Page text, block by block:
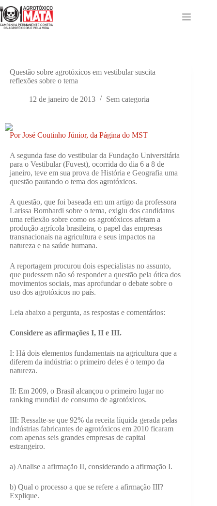
para
o
conteúdo
Questão sobre agrotóxicos em vestibular suscita
reflexões sobre o tema
12 de janeiro de 2013 Sem categoria
Por José Coutinho Júnior, da Página do MST
A segunda fase do vestibular da Fundação Universitária
para o Vestibular (Fuvest), ocorrida do dia 6 a 8 de
janeiro, teve em sua prova de História e Geografia uma
questão pautando o tema dos agrotóxicos.
A questão, que foi baseada em um artigo da professora
Larissa Bombardi sobre o tema, exigiu dos candidatos
uma reflexão sobre como os agrotóxicos afetam a
produção agrícola brasileira, o papel das empresas
transnacionais na agricultura e seus impactos na
natureza e na saúde humana.
A reportagem procurou dois especialistas no assunto,
que pudessem não só responder a questão pela ótica dos
movimentos sociais, mas aprofundar o debate sobre o
uso dos agrotóxicos no país.
Leia abaixo a pergunta, as respostas e comentários:
Considere as afirmações I, II e III.
I: Há dois elementos fundamentais na agricultura que a
diferem da indústria: o primeiro deles é o tempo da
natureza.
II: Em 2009, o Brasil alcançou o primeiro lugar no
ranking mundial de consumo de agrotóxicos.
III: Ressalte-se que 92% da receita líquida gerada pelas
indústrias fabricantes de agrotóxicos em 2010 ficaram
com apenas seis grandes empresas de capital
estrangeiro.
a) Analise a afirmação II, considerando a afirmação I.
b) Qual o processo a que se refere a afirmação III?
Explique.